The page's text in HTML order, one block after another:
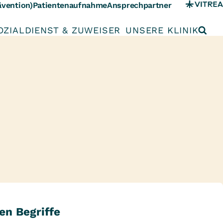
PatientenaufnahmeAnsprechpartner
& ZUWEISER UNSERE KLINIK
Begriffe